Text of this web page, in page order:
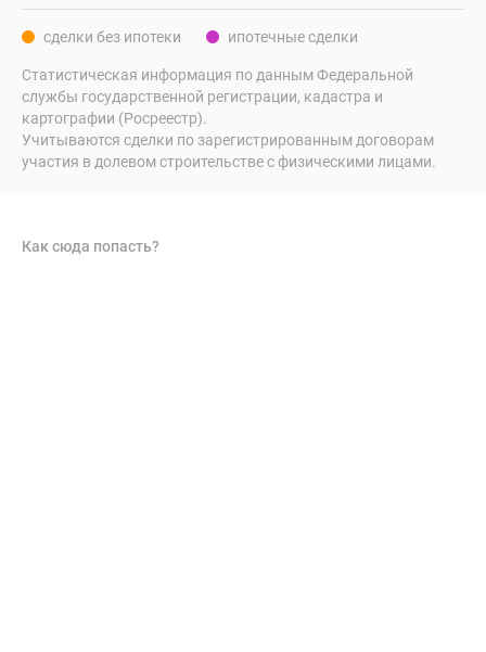
сделки без ипотеки ипотечные сделки
Статистическая информация по данным Федеральной
службы государственной регистрации, кадастра и
картографии (Росреестр).
Учитываются сделки по зарегистрированным договорам
участия в долевом строительстве с физическими лицами.
Как сюда попасть?